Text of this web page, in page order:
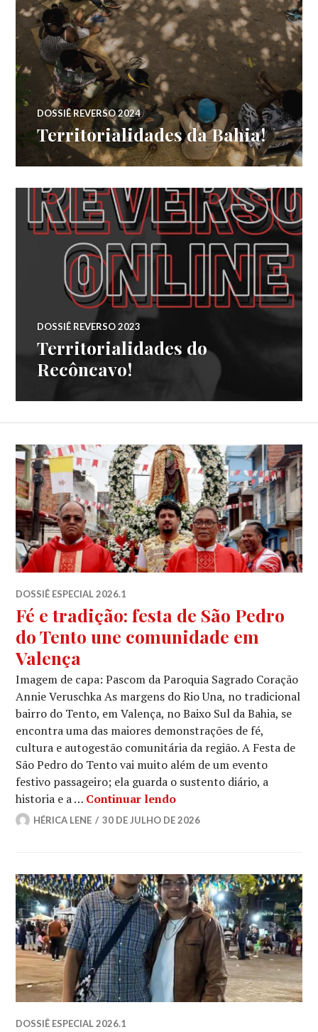
DOSSIÊ REVERSO 2024
Territorialidades da Bahia!
DOSSIÊ REVERSO 2023
Territorialidades do
Recôncavo!
DOSSIÊ ESPECIAL 2026.1
Fé e tradição: festa de São Pedro
do Tento une comunidade em
Valença
Imagem de capa: Pascom da Paroquia Sagrado Coração
Annie Veruschka As margens do Rio Una, no tradicional
bairro do Tento, em Valença, no Baixo Sul da Bahia, se
encontra uma das maiores demonstrações de fé,
cultura e autogestão comunitária da região. A Festa de
São Pedro do Tento vai muito além de um evento
festivo passageiro; ela guarda o sustento diário, a
historia e a … Continuar lendoFé e tradição: festa de
HÉRICA LENE 30 DE JULHO DE 2026
DOSSIÊ ESPECIAL 2026.1